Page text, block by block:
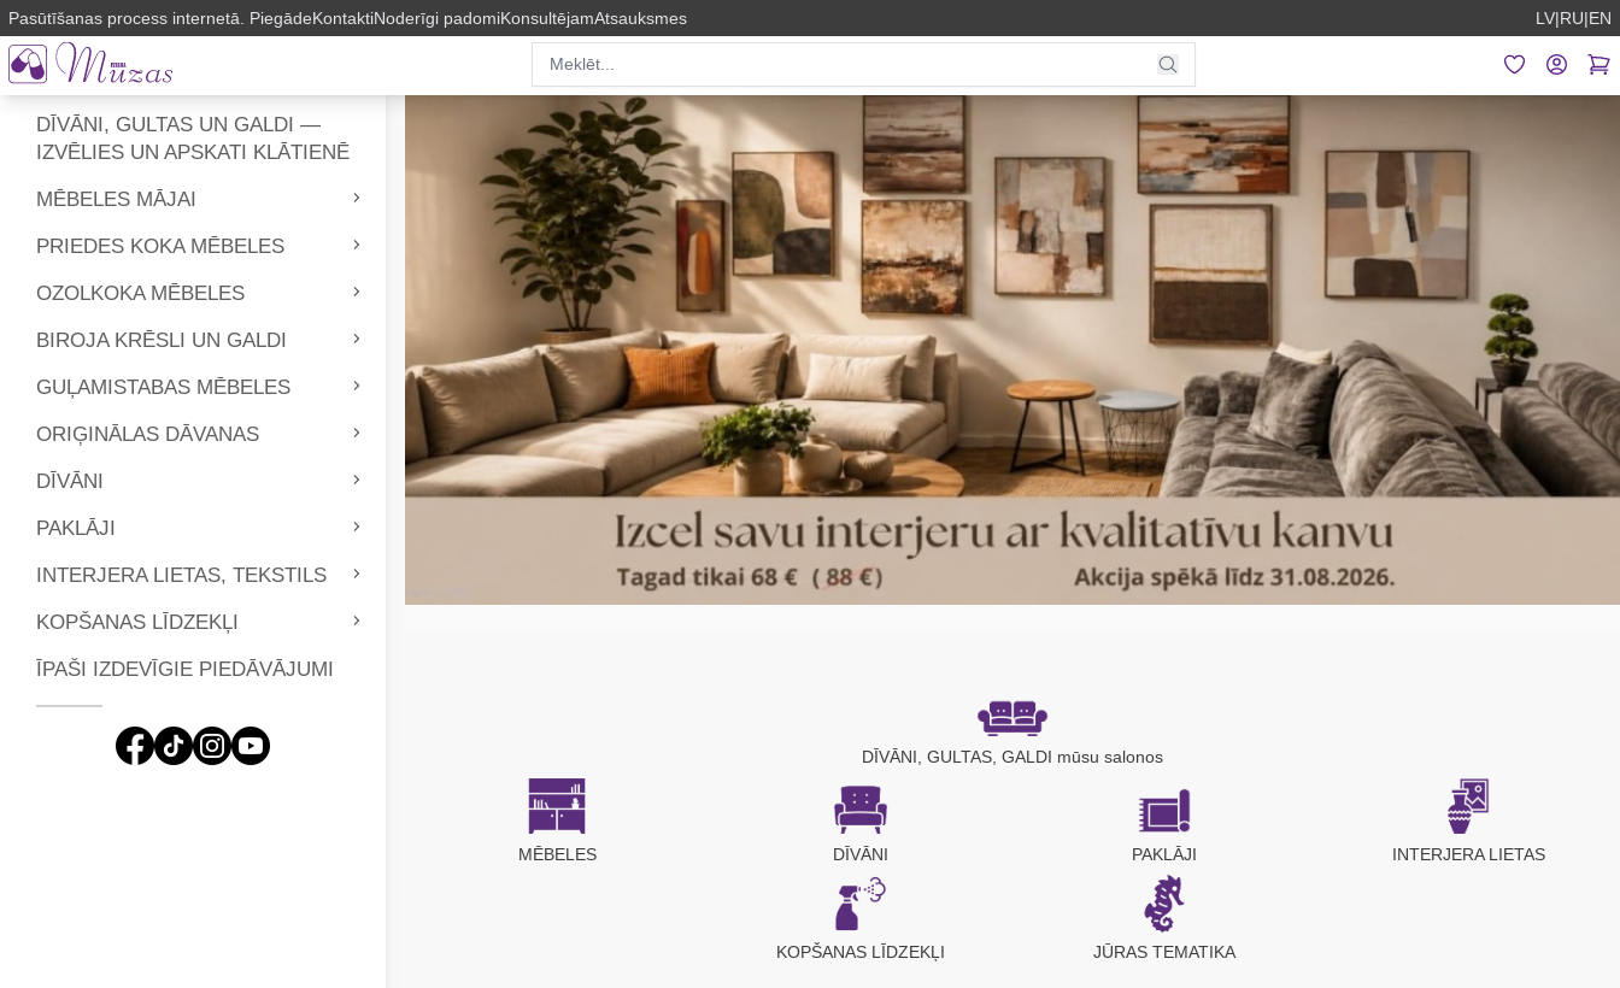
DĪVĀNI, GULTAS UN GALDI —
IZVĒLIES UN APSKATI KLĀTIENĒ
MĒBELES MĀJAI
PRIEDES KOKA MĒBELES
OZOLKOKA MĒBELES
BIROJA KRĒSLI UN GALDI
GUĻAMISTABAS MĒBELES
ORIĢINĀLAS DĀVANAS
DĪVĀNI
PAKLĀJI
INTERJERA LIETAS, TEKSTILS
KOPŠANAS LĪDZEKĻI
ĪPAŠI IZDEVĪGIE PIEDĀVĀJUMI
Pasūtīšanas process internetā. PiegādeKontaktiNoderīgi padomiKonsultējamAtsauksmes LV|RU|EN
DĪVĀNI, GULTAS, GALDI mūsu salonos
MĒBELES DĪVĀNI PAKLĀJI INTERJERA LIETAS
KOPŠANAS LĪDZEKĻI JŪRAS TEMATIKA